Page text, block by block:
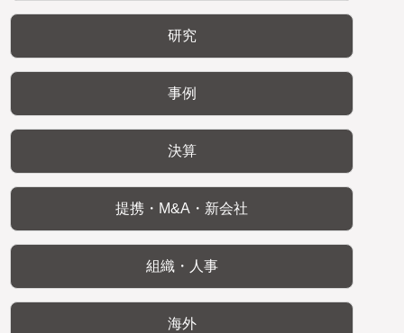
研究
事例
決算
提携・M&A・新会社
組織・人事
海外